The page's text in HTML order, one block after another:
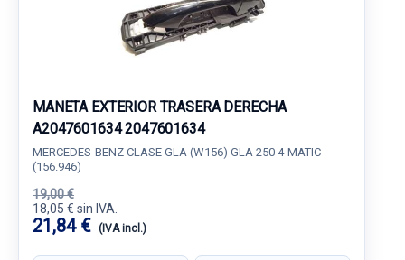
MANETA EXTERIOR TRASERA DERECHA
A2047601634 2047601634
MERCEDES-BENZ CLASE GLA (W156) GLA 250 4-MATIC
(156.946)
19,00 €
18,05 € sin IVA.
21,84 € (IVA incl.)